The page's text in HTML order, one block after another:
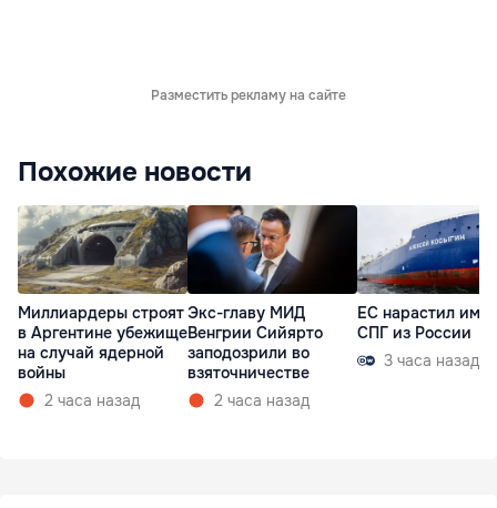
Разместить рекламу на сайте
Похожие новости
Миллиардеры строят
в Аргентине убежище
на случай ядерной
войны
2 часа назад
Экс-главу МИД
Венгрии Сийярто
заподозрили во
взяточничестве
2 часа назад
ЕС нарастил
СПГ из России
3 часа назад